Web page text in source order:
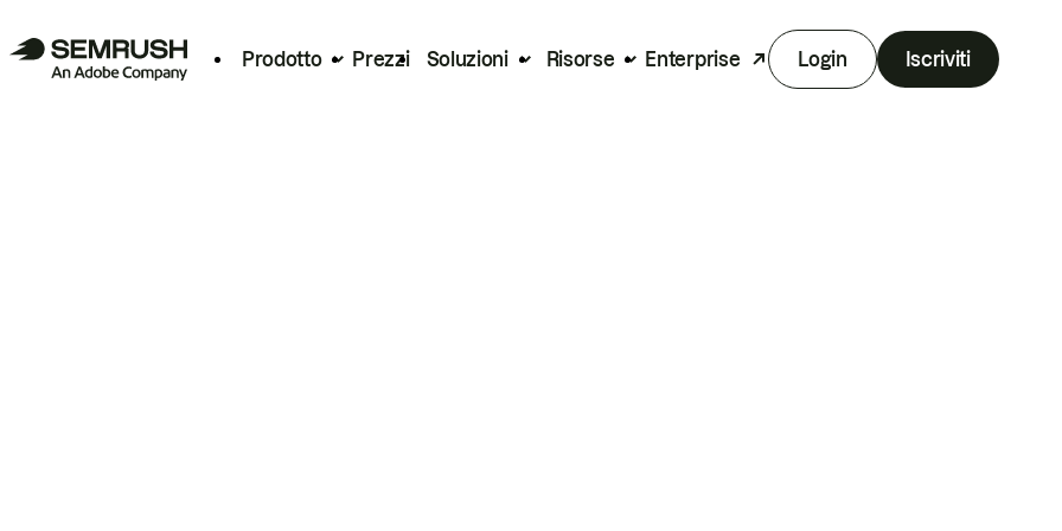
Prodotto Prezzi Soluzioni Risorse Enterprise Login Iscriviti